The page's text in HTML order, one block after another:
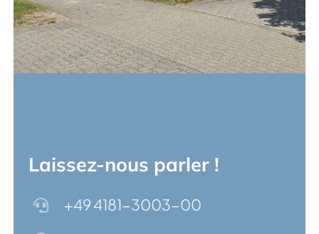
Laissez-nous parler !
+49 4181-3003-00